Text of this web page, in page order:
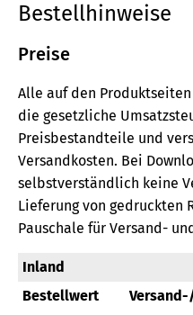
Bestellhinweise
Preise
Alle auf den
die gesetzliche
Preisbestandteile und
Versandkosten. Bei
selbstverständlich keine
Lieferung von gedruckten
Pauschale für Versand-
Inland
Bestellwert